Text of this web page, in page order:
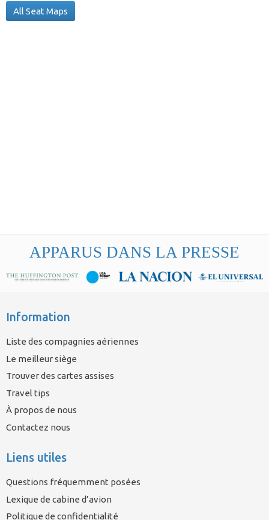
All Seat Maps
APPARUS DANS LA PRESSE
Information
Liste des compagnies aériennes
Le meilleur siège
Trouver des cartes assises
Travel tips
À propos de nous
Contactez nous
Liens utiles
Questions fréquemment posées
Lexique de cabine d’avion
Politique de confidentialité